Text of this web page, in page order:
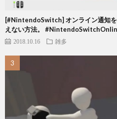
[#NintendoSwitch] オンライン通知
えない方法。
2018.10.16 雑多